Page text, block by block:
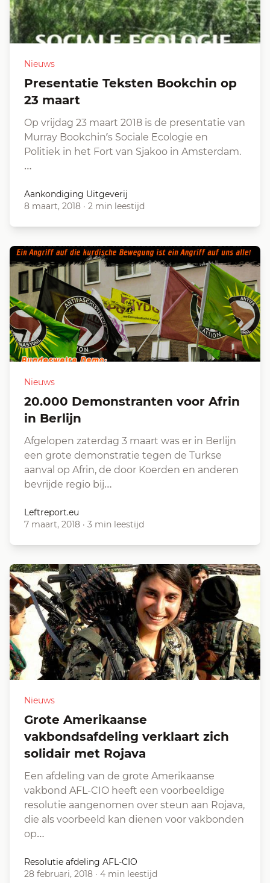
Nieuws
Presentatie Teksten Bookchin op
23 maart
Op vrijdag 23 maart 2018 is de presentatie van
Murray Bookchin’s Sociale Ecologie en
Politiek in het Fort van Sjakoo in Amsterdam.
…
Aankondiging Uitgeverij
8 maart, 2018 · 2 min leestijd
Nieuws
20.000 Demonstranten voor Afrin
in Berlijn
Afgelopen zaterdag 3 maart was er in Berlijn
een grote demonstratie tegen de Turkse
aanval op Afrin, de door Koerden en anderen
bevrijde regio bij…
Leftreport.eu
7 maart, 2018 · 3 min leestijd
Nieuws
Grote Amerikaanse
vakbondsafdeling verklaart zich
solidair met Rojava
Een afdeling van de grote Amerikaanse
vakbond AFL-CIO heeft een voorbeeldige
resolutie aangenomen over steun aan Rojava,
die als voorbeeld kan dienen voor vakbonden
op…
Resolutie afdeling AFL-CIO
28 februari, 2018 · 4 min leestijd